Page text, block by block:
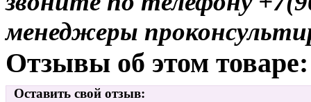
менеджеры
Отзывы об этом товаре:
Оставить свой отзыв: